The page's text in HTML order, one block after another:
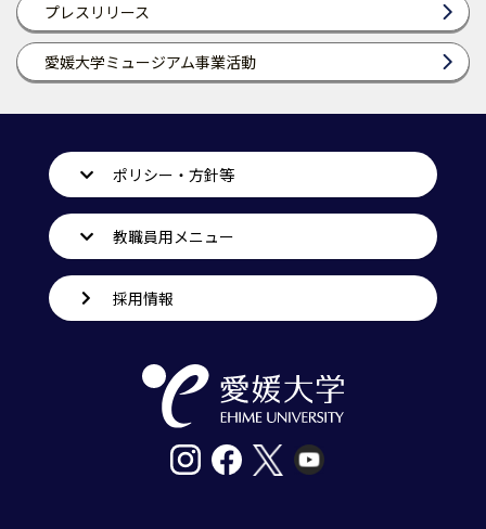
プレスリリース
愛媛大学ミュージアム事業活動
ポリシー・方針等
教職員用メニュー
採用情報